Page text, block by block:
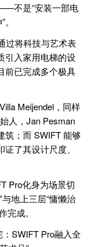
不是“安装一部电
将科技与艺术表
引入家用电梯的设
前已完成多个极具
Meijendel，同样
人，Jan Pesman
筑；而 SWIFT 能够
了其设计尺度、
Pro化身为场景切
地上三层“慵懒治
完成。
SWIFT Pro融入全